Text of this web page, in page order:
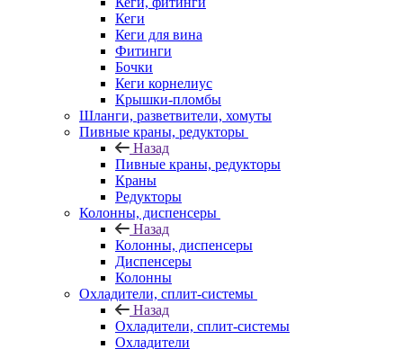
Кеги
Кеги для вина
Фитинги
Бочки
Кеги корнелиус
Крышки-пломбы
Шланги, разветвители, хомуты
Пивные краны, редукторы
Назад
Пивные краны, редукторы
Краны
Редукторы
Колонны, диспенсеры
Назад
Колонны, диспенсеры
Диспенсеры
Колонны
Охладители, сплит-системы
Назад
Охладители, сплит-системы
Охладители